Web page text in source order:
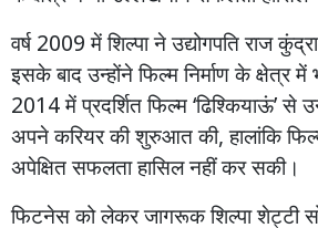
वर्ष2009मेंशिल्पानेउद्योगपतिराजकुंद्रा
इसकेबादउन्होंनेफिल्मनिर्माणकेक्षेत्रमें
2014मेंप्रदर्शितफिल्म‘ढिश्कियाऊं’से
अपनेकरियरकीशुरुआतकी,हालांकि
अपेक्षितसफलताहासिलनहींकरसकी।
फिटनेसकोलेकरजागरूकशिल्पाशेट्टी